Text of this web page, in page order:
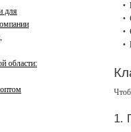
1.
для
области: